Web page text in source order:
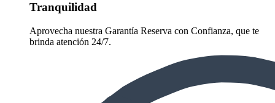
Tranquilidad
Aprovecha nuestra Garantía Reserva con Confianza, que te
brinda atención 24/7.